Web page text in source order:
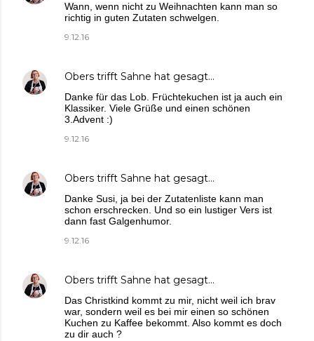
Wann, wenn nicht zu Weihnachten kann man so
richtig in guten Zutaten schwelgen.
9.12.16
Obers trifft Sahne hat gesagt…
Danke für das Lob. Früchtekuchen ist ja auch ein
Klassiker. Viele Grüße und einen schönen
3.Advent :)
9.12.16
Obers trifft Sahne hat gesagt…
Danke Susi, ja bei der Zutatenliste kann man
schon erschrecken. Und so ein lustiger Vers ist
dann fast Galgenhumor.
9.12.16
Obers trifft Sahne hat gesagt…
Das Christkind kommt zu mir, nicht weil ich brav
war, sondern weil es bei mir einen so schönen
Kuchen zu Kaffee bekommt. Also kommt es doch
zu dir auch ?